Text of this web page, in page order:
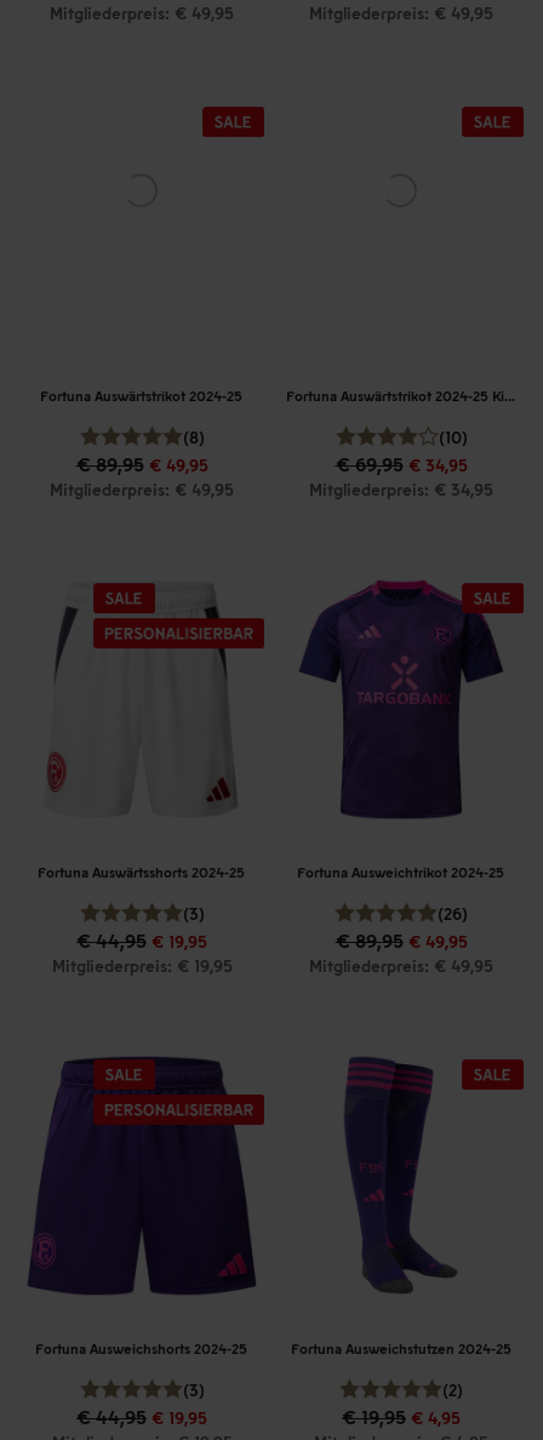
Mitgliederpreis: € 49,95
Mitgliederpreis: € 49,95
Fortuna Auswärtstrikot 2024-25
(8)
€ 89,95 € 49,95
Mitgliederpreis: € 49,95
Fortuna Auswärtstrikot 2024-25 Kinder
(10)
€ 69,95 € 34,95
Mitgliederpreis: € 34,95
Fortuna Auswärtsshorts 2024-25
(3)
€ 44,95 € 19,95
Mitgliederpreis: € 19,95
Fortuna Ausweichtrikot 2024-25
(26)
€ 89,95 € 49,95
Mitgliederpreis: € 49,95
Fortuna Ausweichshorts 2024-25
(3)
€ 44,95 € 19,95
Fortuna Ausweichstutzen 2024-25
(2)
€ 19,95 € 4,95